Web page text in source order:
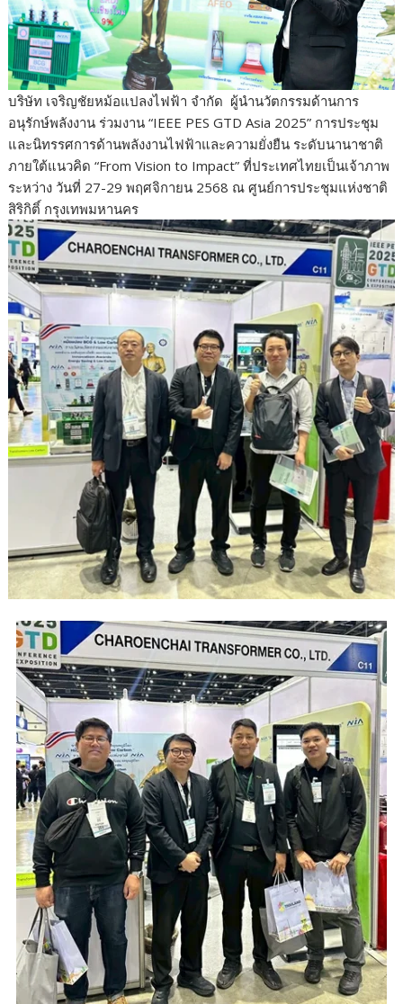
บริษัท เจริญชัยหม้อแปลงไฟฟ้า จำกัด ผู้นำนวัตกรรมด้านการ
อนุรักษ์พลังงาน ร่วมงาน “IEEE PES GTD Asia 2025” การประชุม
และนิทรรศการด้านพลังงานไฟฟ้าและความยั่งยืน ระดับนานาชาติ
ภายใต้แนวคิด “From Vision to Impact” ที่ประเทศไทยเป็นเจ้าภาพ
ระหว่าง วันที่ 27-29 พฤศจิกายน 2568 ณ ศูนย์การประชุมแห่งชาติ
สิริกิติ์ กรุงเทพมหานคร